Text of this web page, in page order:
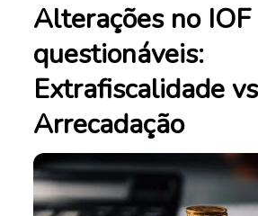
Alterações no IOF
questionáveis:
Extrafiscalidade
Arrecadação